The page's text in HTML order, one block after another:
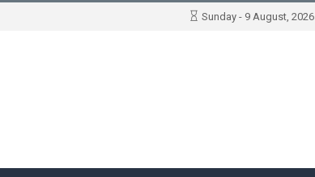
Sunday - 9 August, 2026